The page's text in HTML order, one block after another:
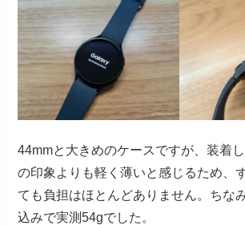
44mmと大きめのケースですが、装着
の印象よりも軽く薄いと感じるため、
ても負担はほとんどありません。ちな
込みで実測54gでした。